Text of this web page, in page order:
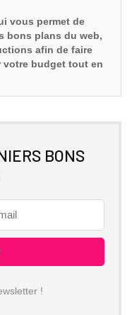
vous permet de
bons plans du web,
afin de faire
votre budget tout en
BONS
!